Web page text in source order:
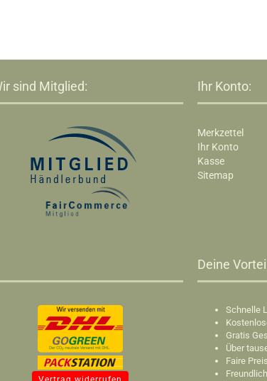
sind Mitglied: Ihr Konto:
Merkzettel
Ihr Konto
Kasse
Sitemap
Deine
Schnelle
Gratis
Über
Faire